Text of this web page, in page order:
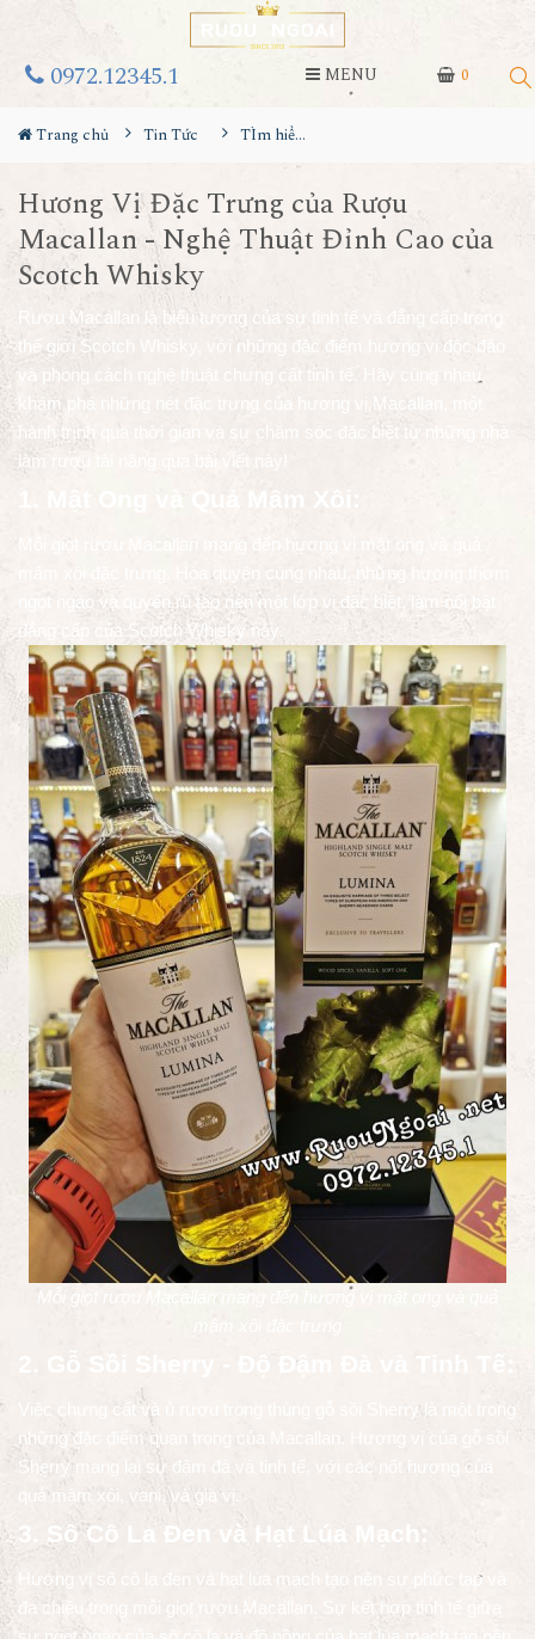
0
0972.12345.1 MENU
Trang chủ Tin Tức TÌm hiểu về rượu
Hương Vị Đặc Trưng của Rượu
Macallan - Nghệ Thuật Đỉnh Cao của
Scotch Whisky
Rượu Macallan là biểu tượng của sự tinh tế và đẳng cấp trong
thế giới Scotch Whisky, với những đặc điểm hương vị độc đáo
và phong cách nghệ thuật chưng cất tinh tế. Hãy cùng nhau
khám phá những nét đặc trưng của hương vị Macallan, một
hành trình qua thời gian và sự chăm sóc đặc biệt từ những nhà
làm rượu tài năng qua bài viết này!
1. Mật Ong và Quả Mâm Xôi:
Mỗi giọt rượu Macallan mang đến hương vị mật ong và quả
mâm xôi đặc trưng. Hòa quyện cùng nhau, những hương thơm
ngọt ngào và quyến rũ tạo nên một lớp vị đặc biệt, làm nổi bật
đẳng cấp của Scotch Whisky này.
Mỗi giọt rượu Macallan mang đến hương vị mật ong và quả
2. Gỗ Sồi Sherry - Độ Đậm Đà và Tinh Tế:
Việc chưng cất và ủ rượu trong thùng gỗ sồi Sherry là một trong
những đặc điểm quan trọng của Macallan. Hương vị của gỗ sồi
Sherry mang lại sự đậm đà và tinh tế, với các nốt hương của
quả mâm xôi, vani, và gia vị.
3. Sô Cô La Đen và Hạt Lúa Mạch:
Hương vị sô cô la đen và hạt lúa mạch tạo nên sự phức tạp và
đa chiều trong mỗi giọt rượu Macallan. Sự kết hợp tinh tế giữa